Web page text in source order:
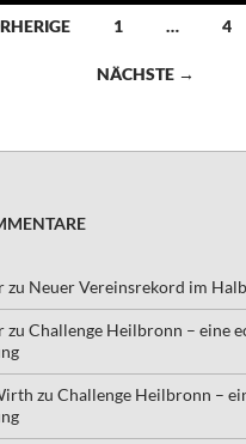
1 … 4
NÄCHSTE →
zu Neuer Vereinsrekord im
zu Challenge Heilbronn – eine
zu Challenge Heilbronn –